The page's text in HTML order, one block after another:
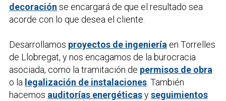
decoración se encargará de que el resultado sea
acorde con lo que desea el cliente.
Desarrollamos proyectos de ingeniería en Torrelles
de Llobregat, y nos encagamos de la burocracia
asociada, como la tramitación de permisos de obra
o la legalización de instalaciones. También
hacemos auditorías energéticasyseguimientos